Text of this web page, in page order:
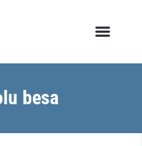
besa